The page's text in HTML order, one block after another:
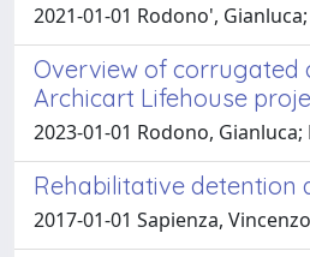
2021-01-01 Rodono',
Overview of corrugated
Archicart Lifehouse
2023-01-01 Rodono,
Rehabilitative detention
2017-01-01 Sapienza,